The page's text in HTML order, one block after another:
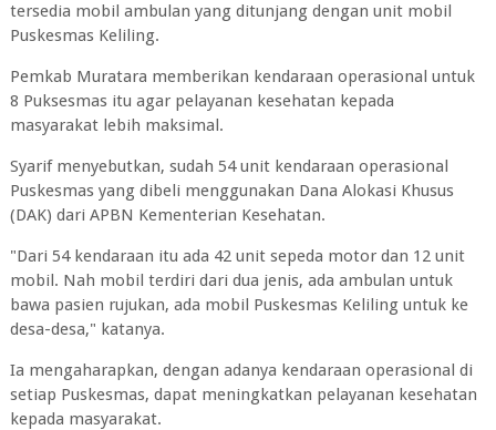
tersedia mobil ambulan yang ditunjang dengan unit mobil
Puskesmas Keliling.
Pemkab Muratara memberikan kendaraan operasional untuk
8 Puksesmas itu agar pelayanan kesehatan kepada
masyarakat lebih maksimal.
Syarif menyebutkan, sudah 54 unit kendaraan operasional
Puskesmas yang dibeli menggunakan Dana Alokasi Khusus
(DAK) dari APBN Kementerian Kesehatan.
"Dari 54 kendaraan itu ada 42 unit sepeda motor dan 12 unit
mobil. Nah mobil terdiri dari dua jenis, ada ambulan untuk
bawa pasien rujukan, ada mobil Puskesmas Keliling untuk ke
desa-desa," katanya.
Ia mengaharapkan, dengan adanya kendaraan operasional di
setiap Puskesmas, dapat meningkatkan pelayanan kesehatan
kepada masyarakat.